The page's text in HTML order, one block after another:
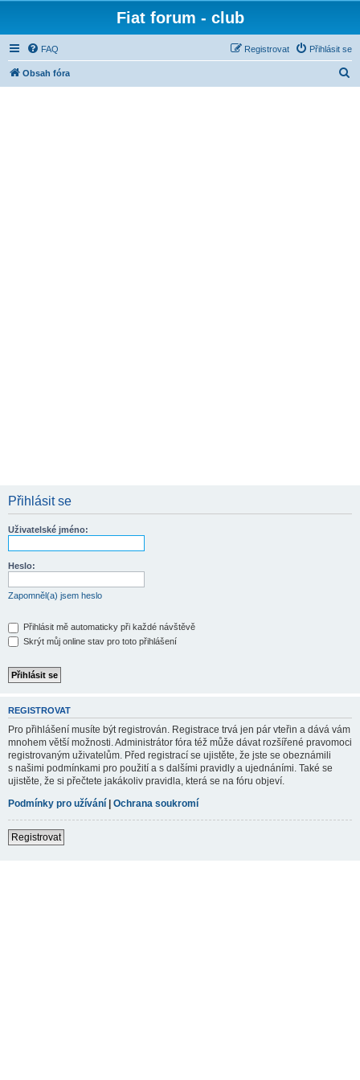
Fiat forum - club
FAQ Přihlásit se
Registrovat
Obsah fóra
Přihlásit se
Uživatelské jméno:
Heslo:
Zapomněl(a) jsem heslo
Přihlásit mě automaticky při každé návštěvě
Skrýt můj online stav pro toto přihlášení
REGISTROVAT
Pro přihlášení musíte být registrován. Registrace trvá jen pár vteřin a dává vám
mnohem větší možnosti. Administrátor fóra též může dávat rozšířené pravomoci
registrovaným uživatelům. Před registrací se ujistěte, že jste se obeznámili
s našimi podmínkami pro použití a s dalšími pravidly a ujednáními. Také se
ujistěte, že si přečtete jakákoliv pravidla, která se na fóru objeví.
Podmínky pro užívání | Ochrana soukromí
Registrovat